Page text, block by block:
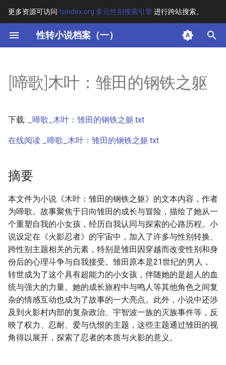
更多资源可访问 tsindex.org 多元性别搜索引擎进行跨站搜索。
性转小说档案（一）
键
开
搜
索
其他信息 [Processed Page
[啼歌]木叶：雏田的钢铁之躯
下载: _啼歌_木叶：雏田的钢铁之躯.txt
在线阅读 _啼歌_木叶：雏田的钢铁之躯.txt
摘要
本文件为小说《木叶：雏田的钢铁之躯》的文本内容，作者
为啼歌。故事聚焦于日向雏田的成长与冒险，描绘了她从一
个重塑自我的小女孩，经历自我认同与探索的心路历程。小
说设定在《火影忍者》的宇宙中，加入了许多与性别转换、
跨性别主题相关的元素，特别是雏田因穿越而改变性别和身
份后的心理斗争与自我接受。雏田原本是21世纪的男人，
转世成为了这个具有超能力的小女孩，伴随她的是超人的血
统与强大的力量。她的成长旅程中与鸣人等其他角色之间复
杂的情感互动也成为了故事的一大亮点。此外，小说中还涉
及到火影村内部的复杂政治、宇智波一族的灭族事件等，反
映了权力、忍耐、爱与仇恨的主题，这些主题通过雏田的视
角得以展开，探索了忍者的本质与火影的意义。